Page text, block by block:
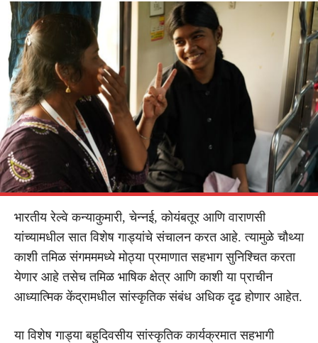
भारतीय रेल्वे कन्याकुमारी, चेन्नई, कोयंबतूर आणि वाराणसी
यांच्यामधील सात विशेष गाड्यांचे संचालन करत आहे. त्यामुळे चौथ्या
काशी तमिळ संगमममध्ये मोठ्या प्रमाणात सहभाग सुनिश्चित करता
येणार आहे तसेच तमिळ भाषिक क्षेत्र आणि काशी या प्राचीन
आध्यात्मिक केंद्रामधील सांस्कृतिक संबंध अधिक दृढ होणार आहेत.
या विशेष गाड्या बहुदिवसीय सांस्कृतिक कार्यक्रमात सहभागी